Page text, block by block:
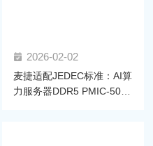
2026-02-02
麦捷适配JEDEC标准：AI算
力服务器DDR5 PMIC-5030